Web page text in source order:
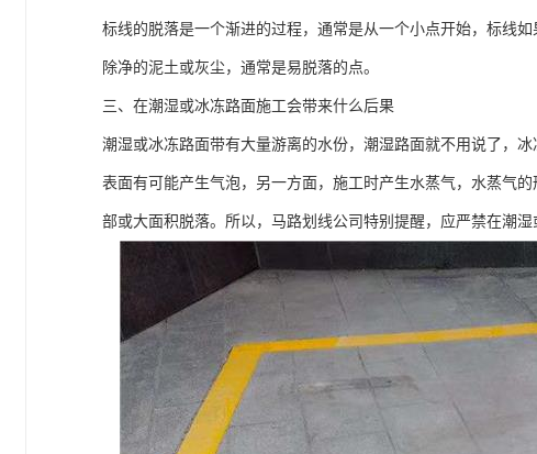
标线的脱落是一个渐进的过程，通常是从一个小点开始，标线
除净的泥土或灰尘，通常是易脱落的点。
三、在潮湿或冰冻路面施工会带来什么后果
潮湿或冰冻路面带有大量游离的水份，潮湿路面就不用说了，
表面有可能产生气泡，另一方面，施工时产生水蒸气，水蒸气
部或大面积脱落。所以，马路划线公司特别提醒，应严禁在潮湿